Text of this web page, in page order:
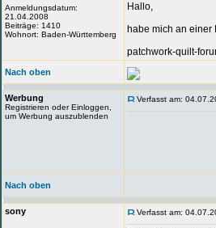
Anmeldungsdatum:
21.04.2008
Beiträge: 1410
Wohnort: Baden-Württemberg
Hallo,
habe mich an einer
patchwork-quilt-
Nach oben
Werbung
Registrieren oder Einloggen,
um Werbung auszublenden
Verfasst am:
Nach oben
sony Verfasst am: